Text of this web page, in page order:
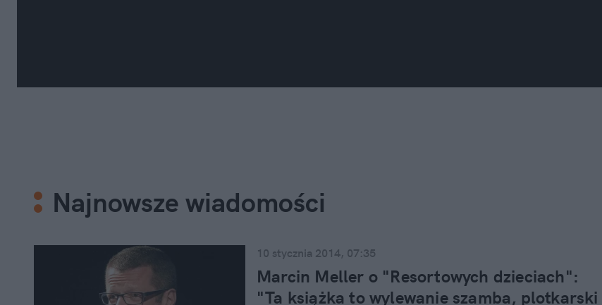
Najnowsze wiadomości
10 stycznia 2014, 07:35
Marcin Meller o "Resortowych dzieciach":
"Ta książka to wylewanie szamba, plotkarski